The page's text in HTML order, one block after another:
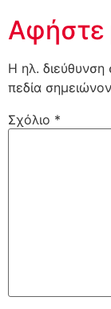
Αφήστε
Η ηλ. διεύθυνση
πεδία
Σχόλιο *